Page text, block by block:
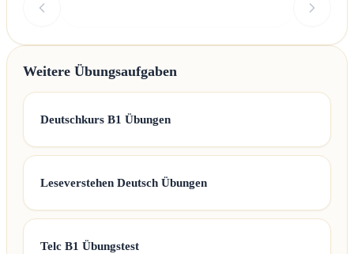
Weitere Übungsaufgaben
Deutschkurs B1 Übungen
Leseverstehen Deutsch Übungen
Telc B1 Übungstest